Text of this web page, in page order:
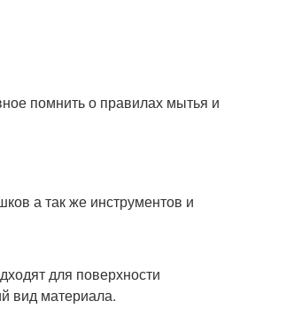
помнить о правилах мытья и
а так же инструментов и
для поверхности
вид материала.